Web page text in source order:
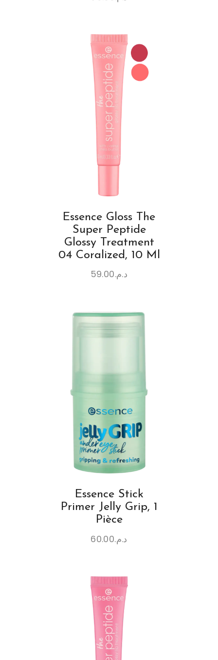
Essence Gloss The
Super Peptide
Glossy Treatment
04 Coralized, 10 Ml
د.م.59.00
Essence Stick
Primer Jelly Grip, 1
Pièce
د.م.60.00